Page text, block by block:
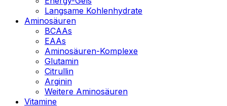
Langsame Kohlenhydrate
Aminosäuren
BCAAs
EAAs
Aminosäuren-Komplexe
Glutamin
Citrullin
Arginin
Weitere Aminosäuren
Vitamine